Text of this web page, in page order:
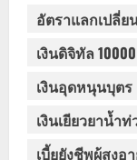
อัตราแลกเปลี่ย
เงินดิจิทัล
เงินอุดหนุนบุตร
เงินเยียวยาน้ำท่
เบี้ยยังชีพผู้สูงอ